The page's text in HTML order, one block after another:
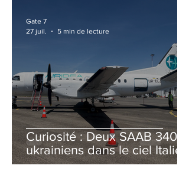
Curiosité : Deux SAAB 340B
ukrainiens dans le ciel Italien
cet été
Gate 7
27 juil.
5 min de lecture